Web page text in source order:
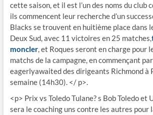
cette saison, et il est l’un des noms du club
ils commencent leur recherche d’un
Blacks se trouvent en huitième place dans
Deux Sud, avec 11 victoires en 25 matches,
moncler, et Roques seront en charge pour
matchs de la campagne, en commençant
eagerlyawaited des dirigeants Richmond à
semaine (14h30). </ p>.
<p> Prix vs Toledo Tulane? s Bob Toledo et
sera le coaching uns contre les autres pour